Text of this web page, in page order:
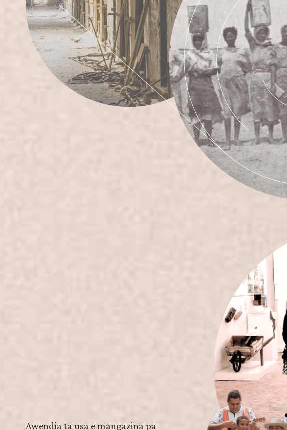
Awendia ta usa e mangazina pa